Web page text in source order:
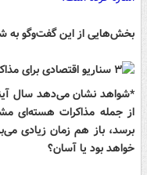
بخش‌هایی از این گفت‌وگو به
*شواهد نشان می‌دهد سال
از جمله مذاکرات هسته‌ای
برسد، باز هم زمان زیادی
خواهد بود یا آسان؟